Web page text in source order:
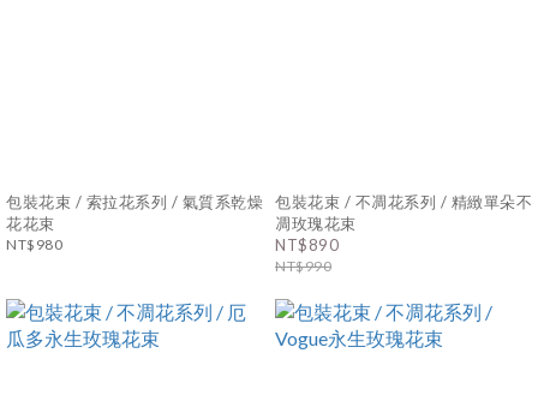
包裝花束 / 索拉花系列 / 氣質系乾燥
花花束
NT$980
包裝花束 / 不凋花系列 / 精緻單朵不
凋玫瑰花束
NT$890
NT$990